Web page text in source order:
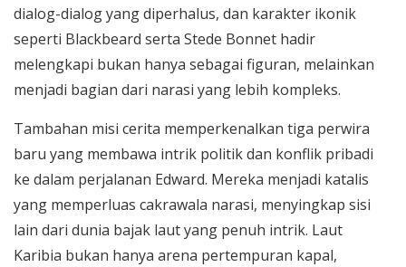
dialog-dialog yang diperhalus, dan karakter ikonik
seperti Blackbeard serta Stede Bonnet hadir
melengkapi bukan hanya sebagai figuran, melainkan
menjadi bagian dari narasi yang lebih kompleks.
Tambahan misi cerita memperkenalkan tiga perwira
baru yang membawa intrik politik dan konflik pribadi
ke dalam perjalanan Edward. Mereka menjadi katalis
yang memperluas cakrawala narasi, menyingkap sisi
lain dari dunia bajak laut yang penuh intrik. Laut
Karibia bukan hanya arena pertempuran kapal,